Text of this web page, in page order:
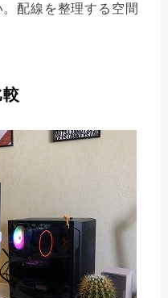
配線を整理する空間